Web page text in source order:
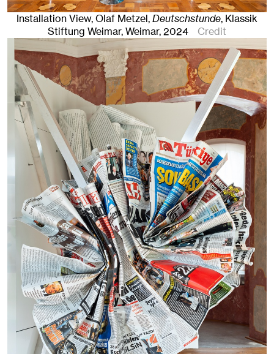
Installation View, Olaf Metzel,Deutschstunde, Klassik
Stiftung Weimar,Weimar, 2024 Credit